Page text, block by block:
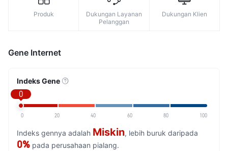
Produk
Dukungan Layanan
Pelanggan
Dukungan Klien
Gene Internet
Indeks Gene
0
0 20 40 60 80 100
Indeks gennya adalah Miskin, lebih buruk daripada
0% pada perusahaan pialang.